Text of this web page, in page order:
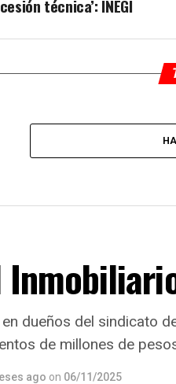
técnica’: INEGI
dueños del sindicato
de millones de
ago on 06/11/2025